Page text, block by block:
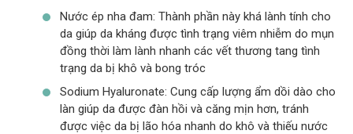
Nước ép nha đam: Thành phần này khá lành tính cho
da giúp da kháng được tình trạng viêm nhiễm do mụn
đồng thời làm lành nhanh các vết thương tang tình
trạng da bị khô và bong tróc
Sodium Hyaluronate: Cung cấp lượng ẩm dồi dào cho
làn giúp da được đàn hồi và căng mịn hơn, tránh
được việc da bị lão hóa nhanh do khô và thiếu nước